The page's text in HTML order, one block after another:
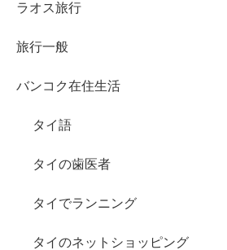
ラオス旅行
旅行一般
バンコク在住生活
タイ語
タイの歯医者
タイでランニング
タイのネットショッピング